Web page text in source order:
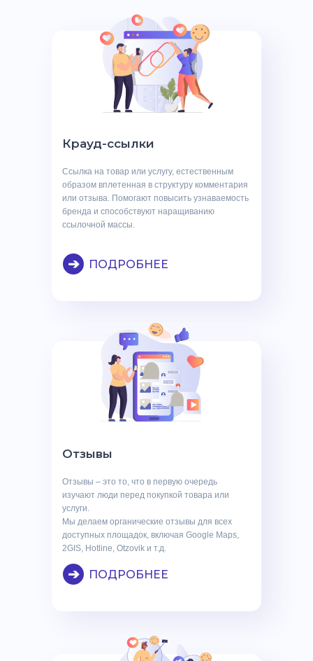
➔ ПОДРОБНЕЕ
➔ ПОДРОБНЕЕ
Крауд-ссылки
Ссылка на товар или услугу, естественным
образом вплетенная в структуру комментария
или отзыва. Помогают повысить узнаваемость
бренда и способствуют наращиванию
ссылочной массы.
Отзывы
Отзывы – это то, что в первую очередь
изучают люди перед покупкой товара или
услуги.
Мы делаем органические отзывы для всех
доступных площадок, включая Google Maps,
2GIS, Hotline, Otzovik и т.д.